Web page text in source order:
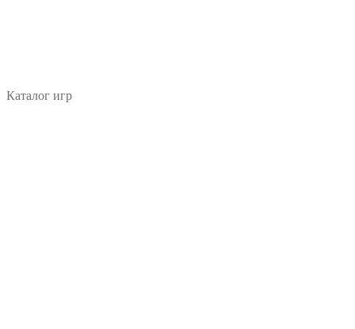
Каталог игр